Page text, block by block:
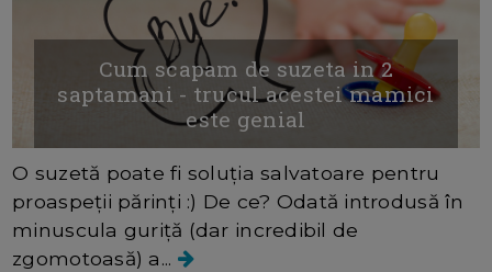
Cum scapam de suzeta in 2
saptamani - trucul acestei mamici
este genial
O suzetă poate fi soluția salvatoare pentru
proaspeții părinți :) De ce? Odată introdusă în
minuscula guriță (dar incredibil de
zgomotoasă) a...